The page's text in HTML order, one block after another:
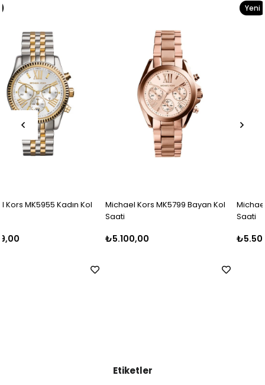
Michael Kors MK5799 Bayan Kol
₺5.100,00
Michael Kors MK5798 Bayan Kol
₺5.500,00
Etiketler